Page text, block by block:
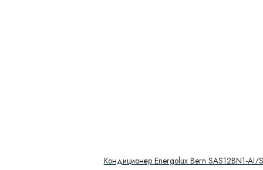
Кондиционер Energolux Bern SAS12BN1-AI/